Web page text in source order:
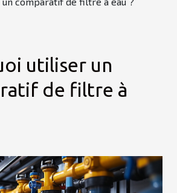
utiliser un
de filtre à